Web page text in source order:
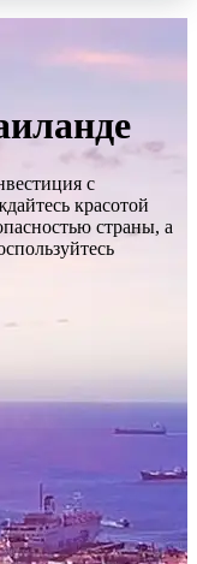
с
красотой
страны, а